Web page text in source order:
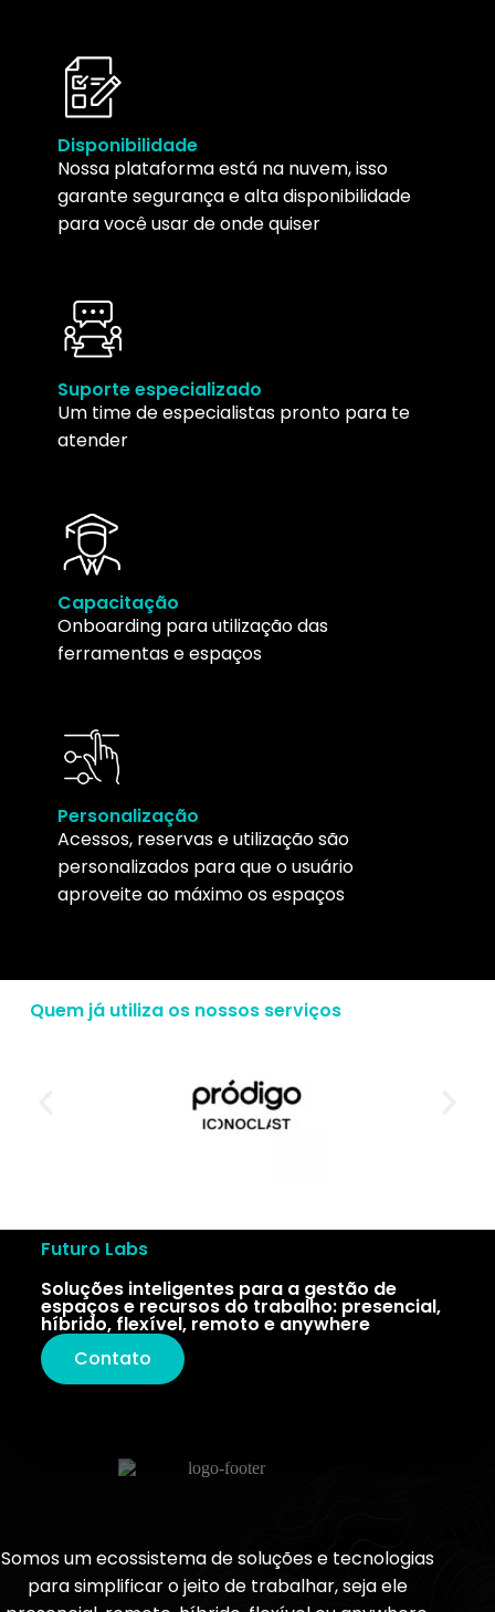
Disponibilidade
Nossa plataforma está na nuvem, isso
garante segurança e alta disponibilidade
para você usar de onde quiser
Suporte especializado
Um time de especialistas pronto para te
atender
Capacitação
Onboarding para utilização das
ferramentas e espaços
Personalização
Acessos, reservas e utilização são
personalizados para que o usuário
aproveite ao máximo os espaços
Quem já utiliza os nossos serviços
Futuro Labs
Soluções inteligentes para a gestão de
espaços e recursos do trabalho: presencial,
híbrido, flexível, remoto e anywhere
Contato
Somos um ecossistema de soluções e tecnologias
para simplificar o jeito de trabalhar, seja ele